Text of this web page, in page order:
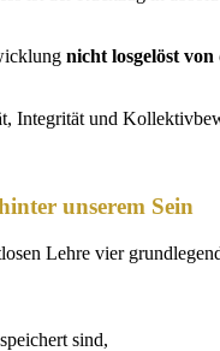
nicht losgelöst von
Integrität und
unserem Sein
Lehre vier
sind,